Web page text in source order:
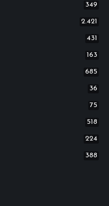
349
2.421
431
163
685
36
75
518
224
388